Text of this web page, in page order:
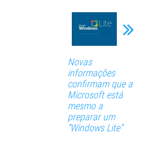
Novas
informações
confirmam que a
Microsoft está
mesmo a
preparar um
“Windows Lite”